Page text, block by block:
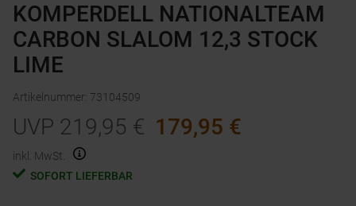
KOMPERDELL NATIONALTEAM
CARBON SLALOM 12,3 STOCK
LIME
Artikelnummer: 73104509
UVP 219,95 € 179,95 €
inkl. MwSt.
SOFORT LIEFERBAR